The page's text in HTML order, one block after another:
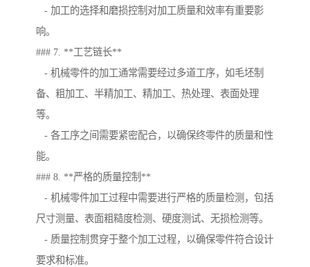
- 加工的选择和磨损控制对加工质量和效率有重要影
响。
### 7. **工艺链长**
- 机械零件的加工通常需要经过多道工序，如毛坯制
备、粗加工、半精加工、精加工、热处理、表面处理
等。
- 各工序之间需要紧密配合，以确保终零件的质量和性
能。
### 8. **严格的质量控制**
- 机械零件加工过程中需要进行严格的质量检测，包括
尺寸测量、表面粗糙度检测、硬度测试、无损检测等。
- 质量控制贯穿于整个加工过程，以确保零件符合设计
要求和标准。